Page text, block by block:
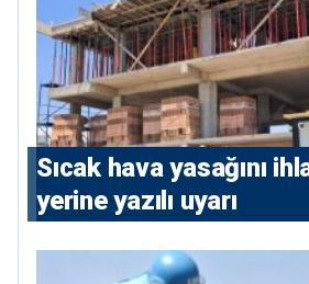
Sıcak hava yasağını
yerine yazılı uyarı